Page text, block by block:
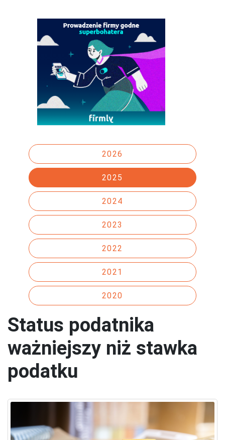
2026
2025
2024
2023
2022
2021
2020
Status podatnika
ważniejszy niż stawka
podatku